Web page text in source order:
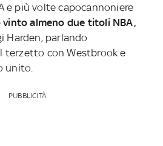
e più volte capocannoniere
vinto almeno due titoli NBA,
Harden, parlando
terzetto con Westbrook e
unito.
PUBBLICITÀ